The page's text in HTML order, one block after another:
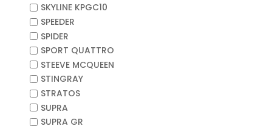
SKYLINE KPGC10
SPEEDER
SPIDER
SPORT QUATTRO
STEEVE MCQUEEN
STINGRAY
STRATOS
SUPRA
SUPRA GR